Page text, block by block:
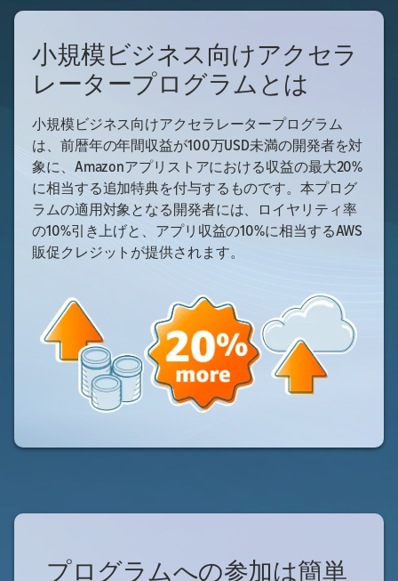
小規模ビジネス向けアクセラ
レータープログラムとは
小規模ビジネス向けアクセラレータープログラム
は、前暦年の年間収益が100万USD未満の開発者を対
象に、Amazonアプリストアにおける収益の最大20%
に相当する追加特典を付与するものです。本プログ
ラムの適用対象となる開発者には、ロイヤリティ率
の10%引き上げと、アプリ収益の10%に相当するAWS
販促クレジットが提供されます。
プログラムへの参加は簡単